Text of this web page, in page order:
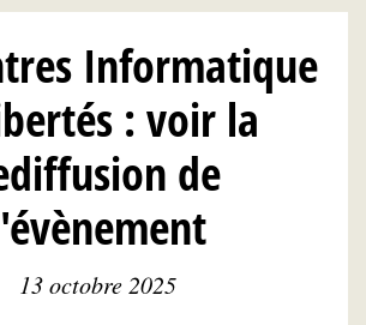
N
L
Informatique
: voir la
de
13 octobre 2025